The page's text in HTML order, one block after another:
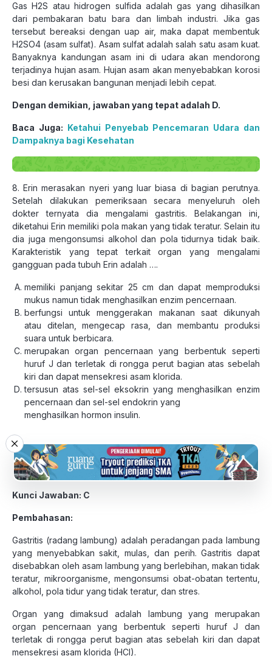
Gas H2S atau hidrogen sulfida adalah gas yang dihasilkan
dari pembakaran batu bara dan limbah industri. Jika gas
tersebut bereaksi dengan uap air, maka dapat membentuk
H2SO4 (asam sulfat). Asam sulfat adalah salah satu asam kuat.
Banyaknya kandungan asam ini di udara akan mendorong
terjadinya hujan asam. Hujan asam akan menyebabkan korosi
besi dan kerusakan bangunan menjadi lebih cepat.
Dengan demikian, jawaban yang tepat adalah D.
Baca Juga: Ketahui Penyebab Pencemaran Udara dan
Dampaknya bagi Kesehatan
8. Erin merasakan nyeri yang luar biasa di bagian perutnya.
Setelah dilakukan pemeriksaan secara menyeluruh oleh
dokter ternyata dia mengalami gastritis. Belakangan ini,
diketahui Erin memiliki pola makan yang tidak teratur. Selain itu
dia juga mengonsumsi alkohol dan pola tidurnya tidak baik.
Karakteristik yang tepat terkait organ yang mengalami
gangguan pada tubuh Erin adalah ….
memiliki panjang sekitar 25 cm dan dapat memproduksi
mukus namun tidak menghasilkan enzim pencernaan.
berfungsi untuk menggerakan makanan saat dikunyah
atau ditelan, mengecap rasa, dan membantu produksi
suara untuk berbicara.
merupakan organ pencernaan yang berbentuk seperti
huruf J dan terletak di rongga perut bagian atas sebelah
kiri dan dapat mensekresi asam klorida.
tersusun atas sel-sel eksokrin yang menghasilkan enzim
pencernaan dan sel-sel endokrin yang
menghasilkan hormon insulin.
Kunci Jawaban: C
Pembahasan:
Gastritis (radang lambung) adalah peradangan pada lambung
yang menyebabkan sakit, mulas, dan perih. Gastritis dapat
disebabkan oleh asam lambung yang berlebihan, makan tidak
teratur, mikroorganisme, mengonsumsi obat-obatan tertentu,
alkohol, pola tidur yang tidak teratur, dan stres.
Organ yang dimaksud adalah lambung yang merupakan
organ pencernaan yang berbentuk seperti huruf J dan
terletak di rongga perut bagian atas sebelah kiri dan dapat
mensekresi asam klorida (HCl).